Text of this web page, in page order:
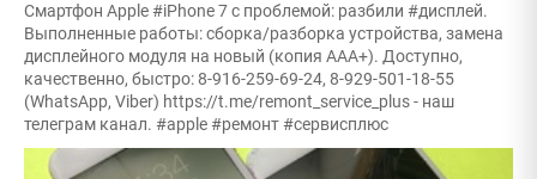
Смартфон Apple #iPhone 7 с проблемой: разбили #дисплей.
Выполненные работы: сборка/разборка устройства, замена
дисплейного модуля на новый (копия ААА+). Доступно,
качественно, быстро: 8-916-259-69-24, 8-929-501-18-55
(WhatsApp, Viber) https://t.me/remont_service_plus - наш
телеграм канал. #apple #ремонт #сервисплюс